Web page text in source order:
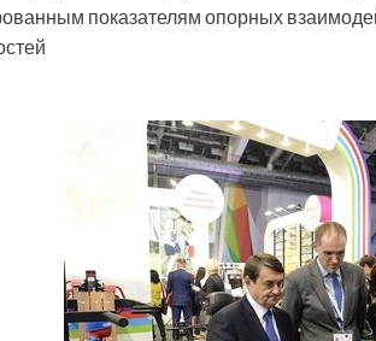
показателям опорных